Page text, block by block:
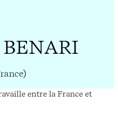
entre la France et